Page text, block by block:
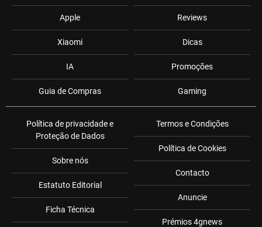
Apple
Xiaomi
IA
Guia de Compras
Reviews
Dicas
Promoções
Gaming
Política de privacidade e
Proteção de Dados
Sobre nós
Estatuto Editorial
Ficha Técnica
Termos e Condições
Política de Cookies
Contacto
Anuncie
Prémios 4gnews